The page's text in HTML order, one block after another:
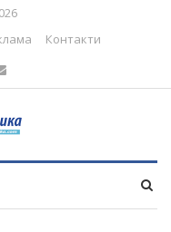
Контакти